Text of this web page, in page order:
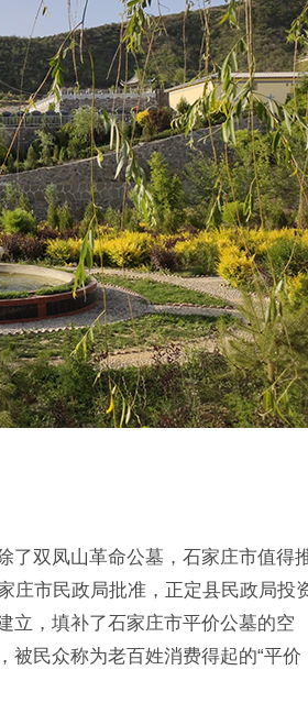
了双凤山革命公墓，石家庄市值得
庄市民政局批准，正定县民政局投
立，填补了石家庄市平价公墓的空
被民众称为老百姓消费得起的“平价